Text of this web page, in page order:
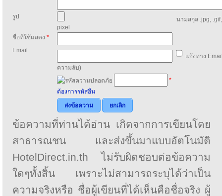
รูป
นามสกุล .jpg,
pixel
ชื่อที่ใช้แสดง *
Email
แจ้งทาง
ความลับ)
*
ต้องการรหัสอื่น
ส่งข้อความ
ยกเลิก
ข้อความที่ท่านได้อ่าน เกิดจากการเขียนโดย
สาธารณชน และส่งขึ้นมาแบบอัตโนมัติ
HotelDirect.in.th ไม่รับผิดชอบต่อข้อความ
ใดๆทั้งสิ้น เพราะไม่สามารถระบุได้ว่าเป็น
ความจริงหรือ ชื่อผู้เขียนที่ได้เห็นคือชื่อจริง ผู้